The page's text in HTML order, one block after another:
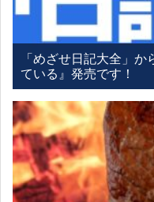
「めざせ日記大全」
ている』発売です！